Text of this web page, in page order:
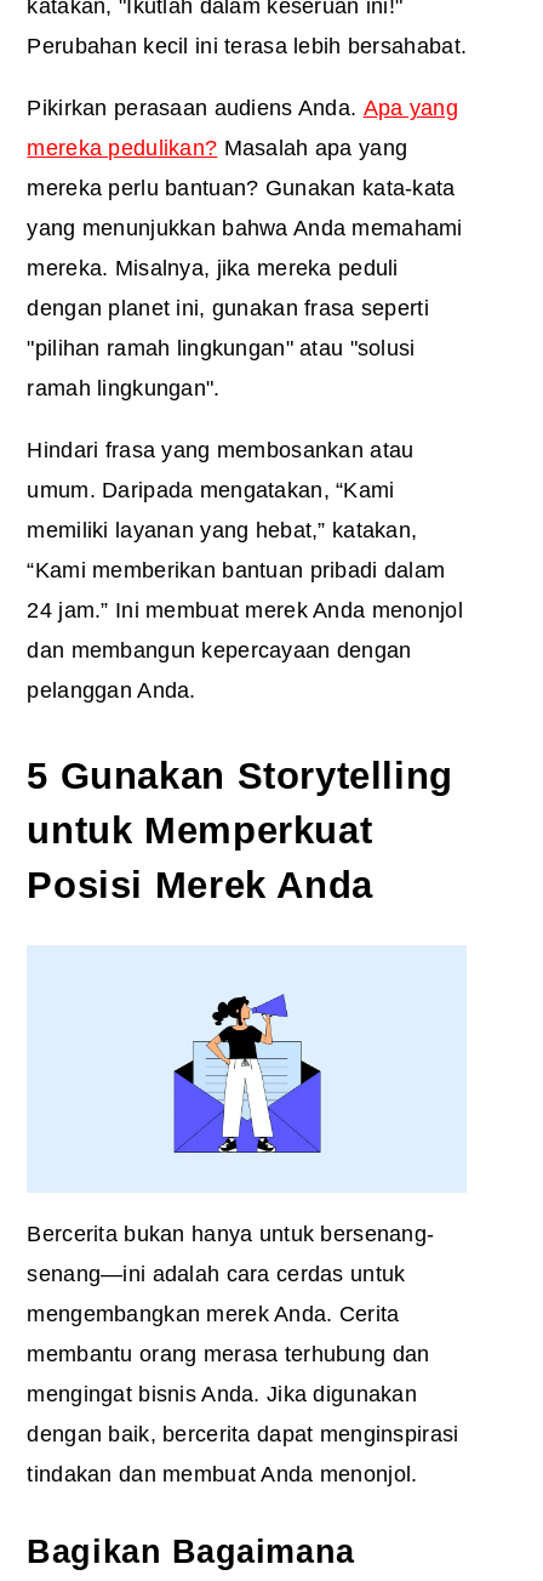
katakan, "Ikutlah dalam keseruan ini!"
Perubahan kecil ini terasa lebih bersahabat.
Pikirkan perasaan audiens Anda. Apa yang
mereka pedulikan? Masalah apa yang
mereka perlu bantuan? Gunakan kata-kata
yang menunjukkan bahwa Anda memahami
mereka. Misalnya, jika mereka peduli
dengan planet ini, gunakan frasa seperti
"pilihan ramah lingkungan" atau "solusi
ramah lingkungan".
Hindari frasa yang membosankan atau
umum. Daripada mengatakan, “Kami
memiliki layanan yang hebat,” katakan,
“Kami memberikan bantuan pribadi dalam
24 jam.” Ini membuat merek Anda menonjol
dan membangun kepercayaan dengan
pelanggan Anda.
5 Gunakan Storytelling
untuk Memperkuat
Posisi Merek Anda
Bercerita bukan hanya untuk bersenang-
senang—ini adalah cara cerdas untuk
mengembangkan merek Anda. Cerita
membantu orang merasa terhubung dan
mengingat bisnis Anda. Jika digunakan
dengan baik, bercerita dapat menginspirasi
tindakan dan membuat Anda menonjol.
Bagikan Bagaimana